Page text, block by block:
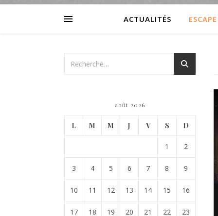
ACTUALITÉS
août 2026
L M M J V S D
1 2
3 4 5 6 7 8 9
10 11 12 13 14 15 16
17 18 19 20 21 22 23